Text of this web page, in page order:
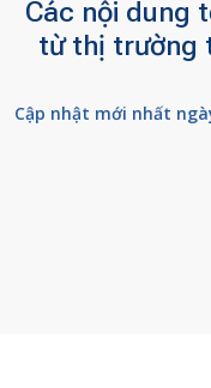
Các nội dung
từ thị trường
Cập nhật mới nhất